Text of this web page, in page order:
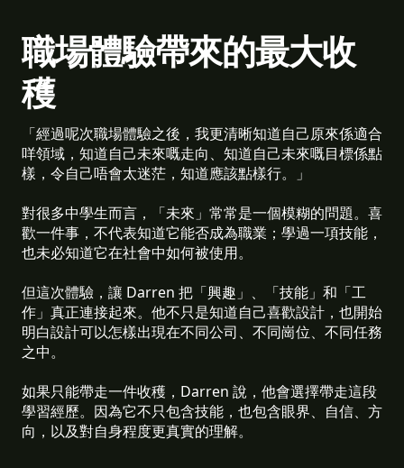
職場體驗帶來的最大收
穫
「經過呢次職場體驗之後，我更清晰知道自己原來係適合
咩領域，知道自己未來嘅走向、知道自己未來嘅目標係點
樣，令自己唔會太迷茫，知道應該點樣行。」
對很多中學生而言，「未來」常常是一個模糊的問題。喜
歡一件事，不代表知道它能否成為職業；學過一項技能，
也未必知道它在社會中如何被使用。
但這次體驗，讓 Darren 把「興趣」、「技能」和「工
作」真正連接起來。他不只是知道自己喜歡設計，也開始
明白設計可以怎樣出現在不同公司、不同崗位、不同任務
之中。
如果只能帶走一件收穫，Darren 說，他會選擇帶走這段
學習經歷。因為它不只包含技能，也包含眼界、自信、方
向，以及對自身程度更真實的理解。